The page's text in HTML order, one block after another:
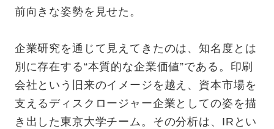
前向きな姿勢を見せた。
企業研究を通じて見えてきたのは、知名度とは
別に存在する“本質的な企業価値”である。印刷
会社という旧来のイメージを越え、資本市場を
支えるディスクロージャー企業としての姿を描
き出した東京大学チーム。その分析は、IRとい